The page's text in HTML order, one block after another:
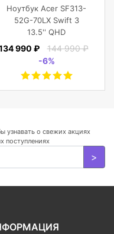
Core i7 16 GB 1TB SSD,
Silver
Ноутбук Acer SF313-
52G-70LX Swift 3
13.5'' QHD
(2256x1504) IPS/Intel
Core i7-1065G7
1.30GHz Quad/16
GB+1TB SSD/GF
MX350 2
990 ₽
144 990 ₽
-6%
узнавать о свежих акциях
поступлениях
>